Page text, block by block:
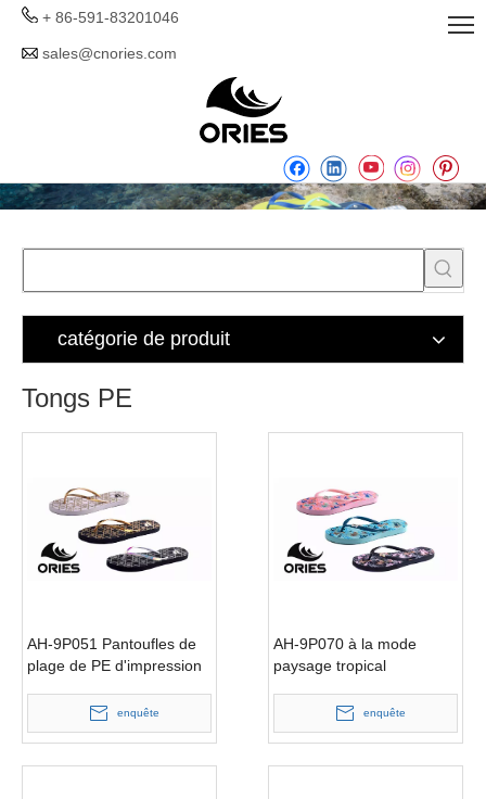
+ 86-591-83201046
sales@cnories.com
catégorie de produit
Tongs PE
AH-9P051 Pantoufles de
plage de PE d'impression
pour les femmes
enquête
AH-9P070 à la mode
paysage tropical
sangle PE tongsenquête